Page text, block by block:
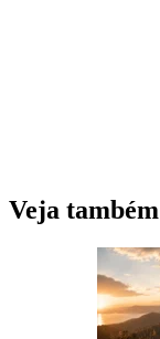
Veja também